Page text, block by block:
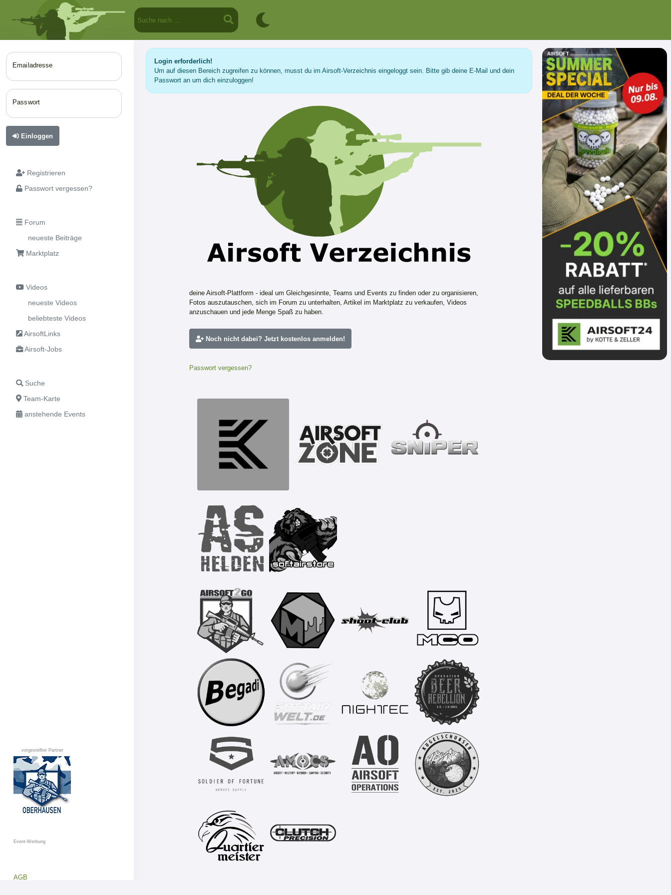
Emailadresse
Passwort
Einloggen
Registrieren
Passwort vergessen?
Forum
neueste Beiträge
Marktplatz
Videos
neueste Videos
beliebteste Videos
AirsoftLinks
Airsoft-Jobs
Suche
Team-Karte
anstehende Events
vorgestellter Partner
Event-Werbung
AGB
Login erforderlich!
Um auf diesen Bereich zugreifen zu können, musst du im Airsoft-Verzeichnis eingeloggt sein. Bitte gib deine E-Mail und dein
Passwort an um dich einzuloggen!
deine Airsoft-Plattform - ideal um Gleichgesinnte, Teams und Events zu finden oder zu organisieren,
Fotos auszutauschen, sich im Forum zu unterhalten, Artikel im Marktplatz zu verkaufen, Videos
anzuschauen und jede Menge Spaß zu haben.
Noch nicht dabei? Jetzt kostenlos anmelden!
Passwort vergessen?